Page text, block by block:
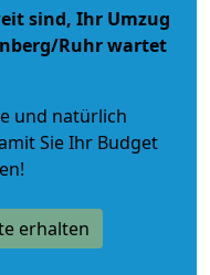
sind, Ihr Umzug
Ruhr wartet
und natürlich
Sie Ihr Budget
erhalten